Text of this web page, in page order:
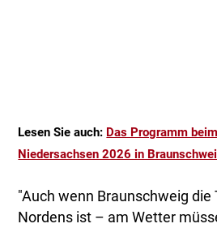
Lesen Sie auch: Das Programm
Niedersachsen 2026 in
"Auch wenn Braunschweig die
Nordens ist – am Wetter